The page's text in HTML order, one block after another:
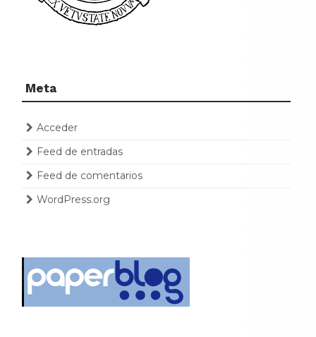
Meta
Acceder
Feed de entradas
Feed de comentarios
WordPress.org